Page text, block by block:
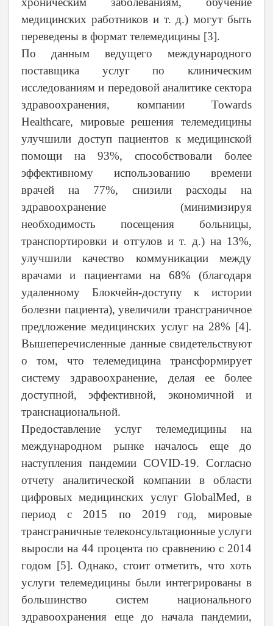
медицинских работников и т. д.) могут быть
переведены в формат телемедицины [3].
По данным ведущего международного
поставщика услуг по клиническим
исследованиям и передовой аналитике сектора
здравоохранения, компании Towards
Healthcare, мировые решения телемедицины
улучшили доступ пациентов к медицинской
помощи на 93%, способствовали более
эффективному использованию времени
врачей на 77%, снизили расходы на
здравоохранение (минимизируя
необходимость посещения больницы,
транспортировки и отгулов и т. д.) на 13%,
улучшили качество коммуникации между
врачами и пациентами на 68% (благодаря
удаленному Блокчейн-доступу к истории
болезни пациента), увеличили трансграничное
предложение медицинских услуг на 28% [4].
Вышеперечисленные данные свидетельствуют
о том, что телемедицина трансформирует
систему здравоохранение, делая ее более
доступной, эффективной, экономичной и
транснациональной.
Предоставление услуг телемедицины на
международном рынке началось еще до
наступления пандемии COVID-19. Согласно
отчету аналитической компании в области
цифровых медицинских услуг GlobalMed, в
период с 2015 по 2019 год, мировые
трансграничные телеконсультационные услуги
выросли на 44 процента по сравнению с 2014
годом [5]. Однако, стоит отметить, что хоть
услуги телемедицины были интегрированы в
большинство систем национального
здравоохранения еще до начала пандемии,